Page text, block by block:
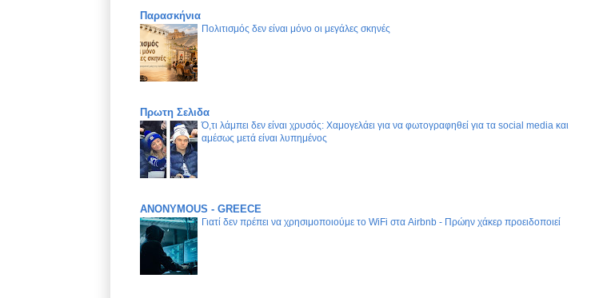
Παρασκήνια
Πολιτισμός δεν είναι μόνο οι μεγάλες σκηνές
Πρωτη Σελιδα
Ό,τι λάμπει δεν είναι χρυσός: Χαμογελάει για να φωτογραφηθεί για τα social media και
αμέσως μετά είναι λυπημένος
ANONYMOUS - GREECE
Γιατί δεν πρέπει να χρησιμοποιούμε το WiFi στα Airbnb - Πρώην χάκερ προειδοποιεί